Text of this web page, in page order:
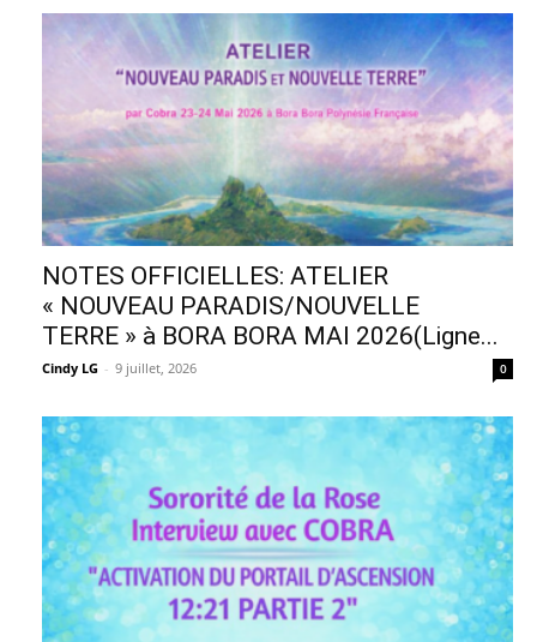
NOTES OFFICIELLES: ATELIER
« NOUVEAU PARADIS/NOUVELLE
TERRE » à BORA BORA MAI 2026(Ligne...
Cindy LG - 9 juillet, 2026 0